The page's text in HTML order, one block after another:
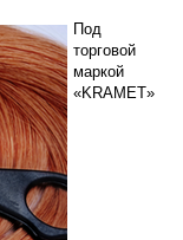
Под
торговой
маркой
«KRAMET»